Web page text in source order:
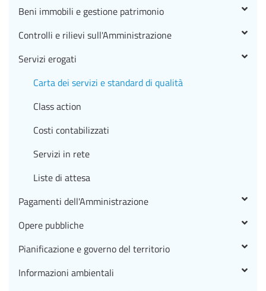
Beni immobili e gestione patrimonio
Controlli e rilievi sull'Amministrazione
Servizi erogati
Carta dei servizi e standard di qualità
Class action
Costi contabilizzati
Servizi in rete
Liste di attesa
Pagamenti dell'Amministrazione
Opere pubbliche
Pianificazione e governo del territorio
Informazioni ambientali